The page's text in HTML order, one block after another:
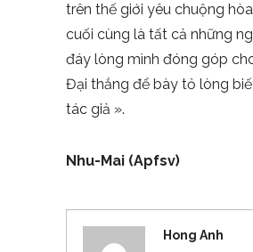
trên thế giới yêu chuộng
cuối cùng là tất cả những
đáy lòng mình đóng góp
Đại thắng để bày tỏ lòng
tác giả ».
Nhu-Mai (Apfsv)
Hong Anh